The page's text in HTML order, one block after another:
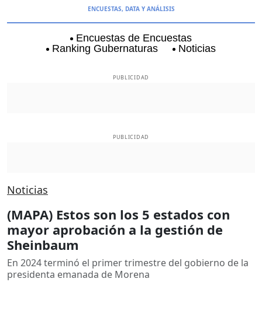
ENCUESTAS, DATA Y ANÁLISIS
Encuestas de Encuestas
Ranking Gubernaturas
Noticias
PUBLICIDAD
PUBLICIDAD
Noticias
(MAPA) Estos son los 5 estados con
mayor aprobación a la gestión de
Sheinbaum
En 2024 terminó el primer trimestre del gobierno de la
presidenta emanada de Morena